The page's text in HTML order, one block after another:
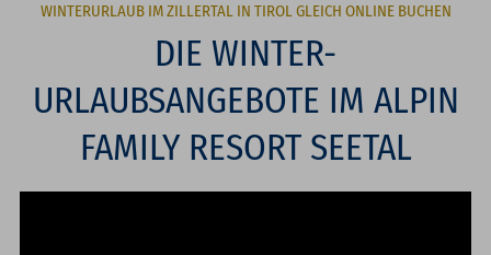
WINTERURLAUB IM ZILLERTAL IN TIROL GLEICH ONLINE BUCHEN
DIE WINTER-
URLAUBSANGEBOTE IM ALPIN
FAMILY RESORT SEETAL